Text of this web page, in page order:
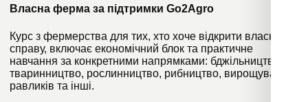
Власна ферма за підтримки Go2Agro
Курс з фермерства для тих, хто хоче відкрити власну
справу, включає економічний блок та практичне
навчання за конкретними напрямками: бджільництво,
тваринництво, рослинництво, рибництво, вирощування
равликів та інші.